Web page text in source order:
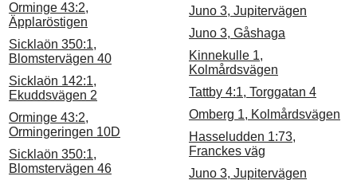
Orminge 43:2,
Äpplaröstigen
Sicklaön 350:1,
Blomstervägen 40
Sicklaön 142:1,
Ekuddsvägen 2
Orminge 43:2,
Ormingeringen 10D
Sicklaön 350:1,
Blomstervägen 46
Juno 3, Jupitervägen
Juno 3, Gåshaga
Kinnekulle 1,
Kolmårdsvägen
Tattby 4:1, Torggatan 4
Omberg 1, Kolmårdsvägen
Hasseludden 1:73,
Franckes väg
Juno 3, Jupitervägen